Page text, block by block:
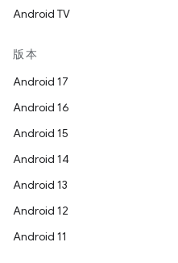
Android TV
版本
Android 17
Android 16
Android 15
Android 14
Android 13
Android 12
Android 11